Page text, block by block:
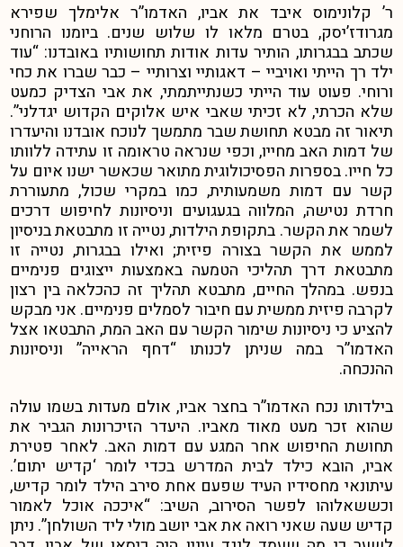
ר’ קלונימוס איבד את אביו, האדמו”ר אלימלך שפירא
מגרודז’יסק, בטרם מלאו לו שלוש שנים. ביומנו הרוחני
שכתב בבגרותו, הותיר עדות אודות תחושותיו באובדנו: “עוד
ילד רך הייתי ואויביי – דאגותיי וצרותיי – כבר שברו את כחי
ורוחי. פעוט עוד הייתי כשנתייתמתי, את אבי הצדיק כמעט
שלא הכרתי, לא זכיתי שאבי איש אלוקים הקדוש יגדלני”.
תיאור זה מבטא תחושת שבר מתמשך לנוכח אובדנו והיעדרו
של דמות האב מחייו, וכפי שנראה טראומה זו עתידה ללוותו
כל חייו. בספרות הפסיכולוגית מתואר שכאשר ישנו איום על
קשר עם דמות משמעותית, כמו במקרי שכול, מתעוררת
חרדת נטישה, המלווה בגעגועים וניסיונות לחיפוש דרכים
לשמר את הקשר. בתקופת הילדות, נטייה זו מתבטאת בניסיון
לממש את הקשר בצורה פיזית; ואילו בבגרות, נטייה זו
מתבטאת דרך תהליכי הטמעה באמצעות ייצוגים פנימיים
בנפש. במהלך החיים, מתבטא תהליך זה כהכלאה בין רצון
לקרבה פיזית ממשית עם חיבור לסמלים פנימיים. אני מבקש
להציע כי ניסיונות שימור הקשר עם האב המת, התבטאו אצל
האדמו”ר במה שניתן לכנותו “דחף הראייה” וניסיונות
ההנכחה.
בילדותו נכח האדמו”ר בחצר אביו, אולם מעדות בשמו עולה
שהוא זכר מעט מאוד מאביו. היעדר הזיכרונות הגביר את
תחושת החיפוש אחר המגע עם דמות האב. לאחר פטירת
אביו, הובא כילד לבית המדרש בכדי לומר ‘קדיש יתום’.
עיתונאי מחסידיו העיד שפעם אחת סירב הילד לומר קדיש,
וכששאלוהו לפשר הסירוב, השיב: “איככה אוכל לאמור
קדיש שעה שאני רואה את אבי יושב מולי ליד השולחן”. ניתן